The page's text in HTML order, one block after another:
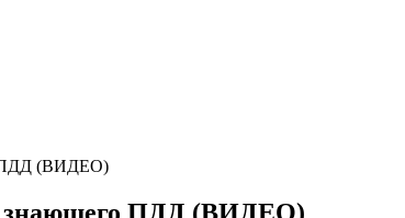
ПДД (ВИДЕО)